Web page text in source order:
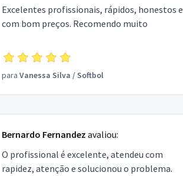
Excelentes profissionais, rápidos, honestos e
com bom preços. Recomendo muito
para Vanessa Silva /Softbol
Bernardo Fernandez avaliou:
O profissional é excelente, atendeu com
rapidez, atenção e solucionou o problema.